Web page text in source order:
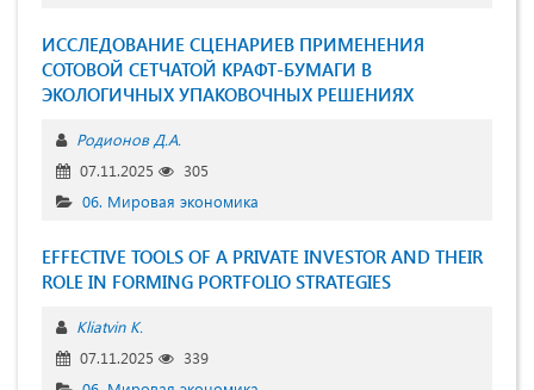
ИССЛЕДОВАНИЕ СЦЕНАРИЕВ ПРИМЕНЕНИЯ
СОТОВОЙ СЕТЧАТОЙ КРАФТ-БУМАГИ В
ЭКОЛОГИЧНЫХ УПАКОВОЧНЫХ РЕШЕНИЯХ
Родионов Д.А.
07.11.2025
305
06. Мировая экономика
EFFECTIVE TOOLS OF A PRIVATE INVESTOR AND THEIR
ROLE IN FORMING PORTFOLIO STRATEGIES
Kliatvin K.
07.11.2025
339